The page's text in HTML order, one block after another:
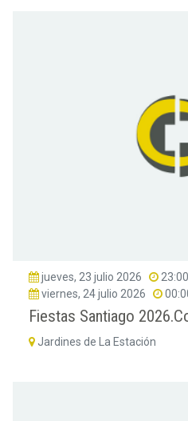
jueves, 23 julio 2026
23:00
viernes, 24 julio 2026
Fiestas Santiago
Jardines de La Estación